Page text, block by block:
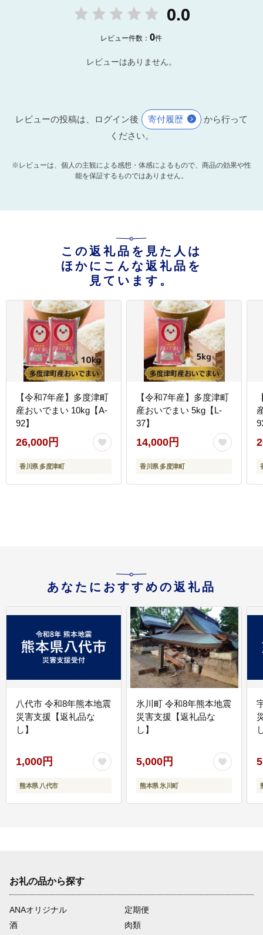
0.0
レビュー件数：0件
レビューはありません。
レビューの投稿は、ログイン後 寄付履歴
から行って
ください。
※レビューは、個人の主観による感想・体感によるもので、商品の効果や性
能を保証するものではありません。
この返礼品を見た人は
ほかにこんな返礼品を
見ています。
【令和7年産】多度津町
産おいでまい 10kg【A-
92】
26,000円
香川県 多度津町
【令和7年産】多度津町
産おいでまい 5kg【L-
37】
14,000円
香川県 多度津町
あなたにおすすめの返礼品
八代市 令和8年熊本地震
災害支援【返礼品な
し】
1,000円
熊本県 八代市
氷川町 令和8年熊本地震
災害支援【返礼品な
し】
5,000円
熊本県 氷川町
お礼の品から探す
ANAオリジナル
定期便
酒
肉類